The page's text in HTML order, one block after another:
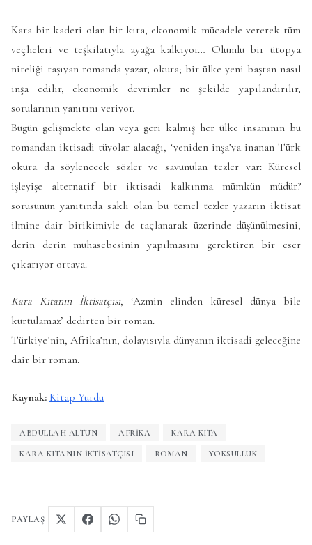
Kara bir kaderi olan bir kıta, ekonomik mücadele vererek tüm
veçheleri ve teşkilatıyla ayağa kalkıyor… Olumlu bir ütopya
niteliği taşıyan romanda yazar, okura; bir ülke yeni baştan nasıl
inşa edilir, ekonomik devrimler ne şekilde yapılandırılır,
sorularının yanıtını veriyor.
Bugün gelişmekte olan veya geri kalmış her ülke insanının bu
romandan iktisadi tüyolar alacağı, ‘yeniden inşa’ya inanan Türk
okura da söylenecek sözler ve savunulan tezler var: Küresel
işleyişe alternatif bir iktisadi kalkınma mümkün müdür?
sorusunun yanıtında saklı olan bu temel tezler yazarın iktisat
ilmine dair birikimiyle de taçlanarak üzerinde düşünülmesini,
derin derin muhasebesinin yapılmasını gerektiren bir eser
çıkarıyor ortaya.
Kara Kıtanın İktisatçısı, ‘Azmin elinden küresel dünya bile
kurtulamaz’ dedirten bir roman.
Türkiye’nin, Afrika’nın, dolayısıyla dünyanın iktisadi geleceğine
dair bir roman.
Kaynak: Kitap Yurdu
ABDULLAH ALTUN AFRIKA KARA KITA
KARA KITANIN İKTISATÇISI ROMAN YOKSULLUK
PAYLAŞ